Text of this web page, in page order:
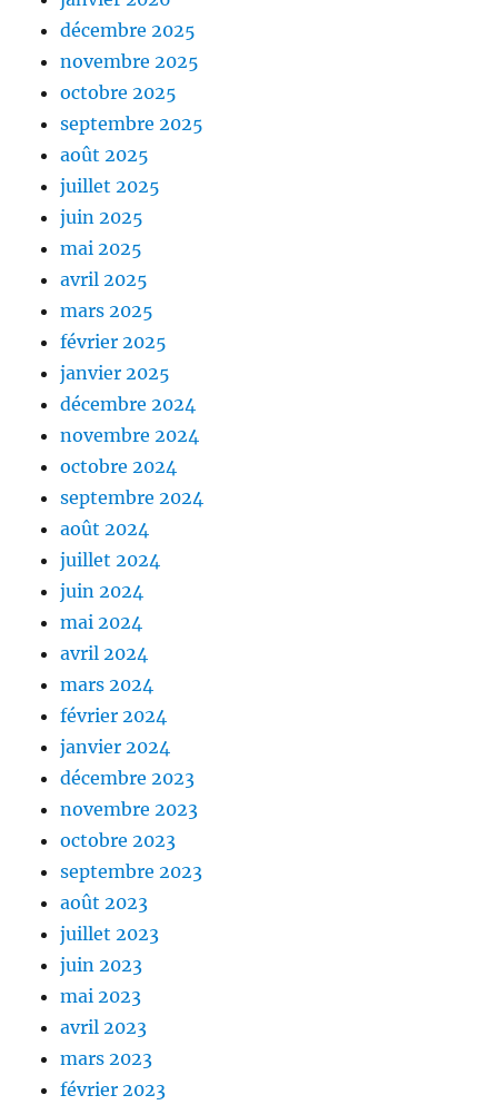
décembre 2025
novembre 2025
octobre 2025
septembre 2025
août 2025
juillet 2025
juin 2025
mai 2025
avril 2025
mars 2025
février 2025
janvier 2025
décembre 2024
novembre 2024
octobre 2024
septembre 2024
août 2024
juillet 2024
juin 2024
mai 2024
avril 2024
mars 2024
février 2024
janvier 2024
décembre 2023
novembre 2023
octobre 2023
septembre 2023
août 2023
juillet 2023
juin 2023
mai 2023
avril 2023
mars 2023
février 2023